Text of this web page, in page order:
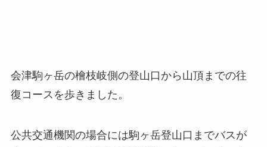
会津駒ヶ岳の檜枝岐側の登山口から山頂までの往
復コースを歩きました。
公共交通機関の場合には駒ヶ岳登山口までバスが